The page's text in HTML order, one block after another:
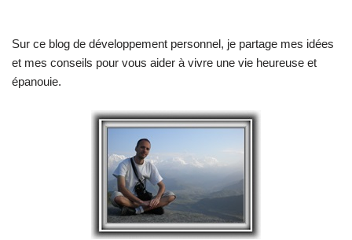
Sur ce blog de développement personnel, je partage mes idées
et mes conseils pour vous aider à vivre une vie heureuse et
épanouie.